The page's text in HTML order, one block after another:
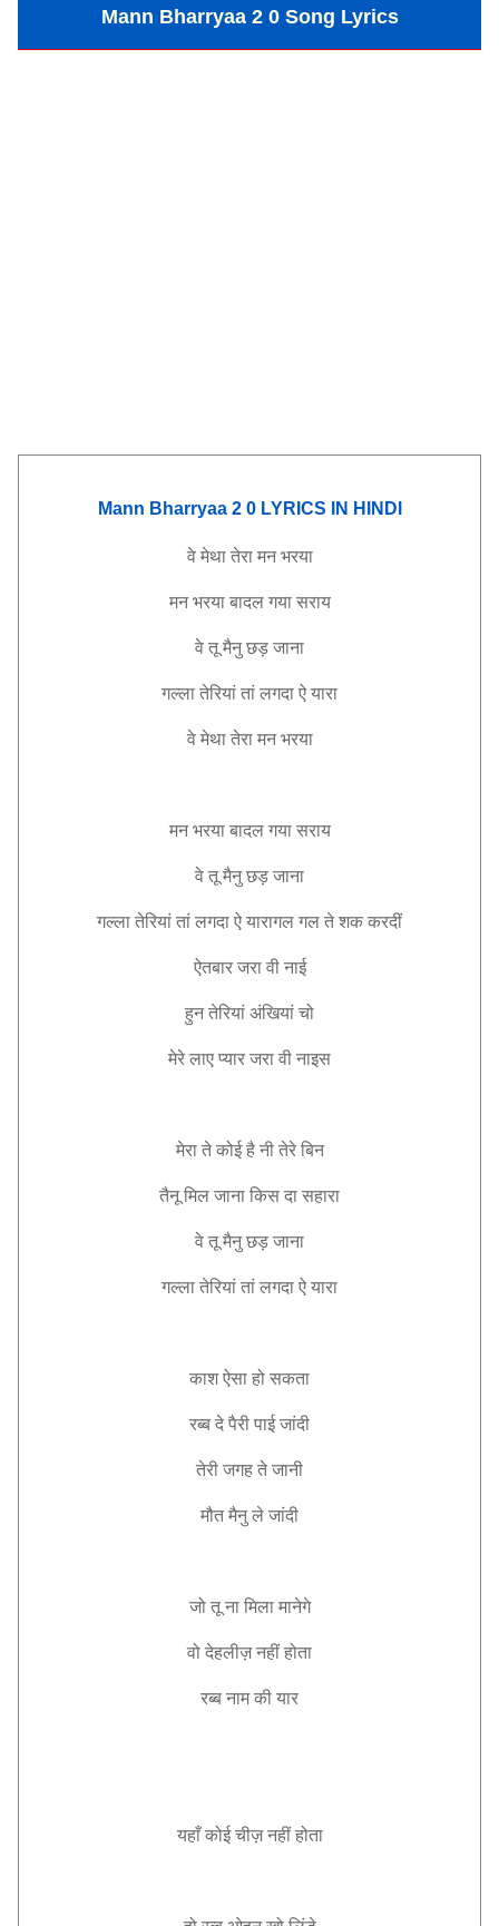
Mann Bharryaa 2 0 Song Lyrics
Mann Bharryaa 2 0 LYRICS IN HINDI
वे मेथा तेरा मन भरया
मन भरया बादल गया सराय
वे तू मैनु छड़ जाना
गल्ला तेरियां तां लगदा ऐ यारा
वे मेथा तेरा मन भरया
मन भरया बादल गया सराय
वे तू मैनु छड़ जाना
गल्ला तेरियां तां लगदा ऐ यारागल गल ते शक करदीं
ऐतबार जरा वी नाई
हुन तेरियां अंखियां चो
मेरे लाए प्यार जरा वी नाइस
मेरा ते कोई है नी तेरे बिन
तैनू मिल जाना किस दा सहारा
वे तू मैनु छड़ जाना
गल्ला तेरियां तां लगदा ऐ यारा
काश ऐसा हो सकता
रब्ब दे पैरी पाई जांदी
तेरी जगह ते जानी
मौत मैनु ले जांदी
जो तू ना मिला मानेगे
वो देहलीज़ नहीं होता
रब्ब नाम की यार
यहाँ कोई चीज़ नहीं होता